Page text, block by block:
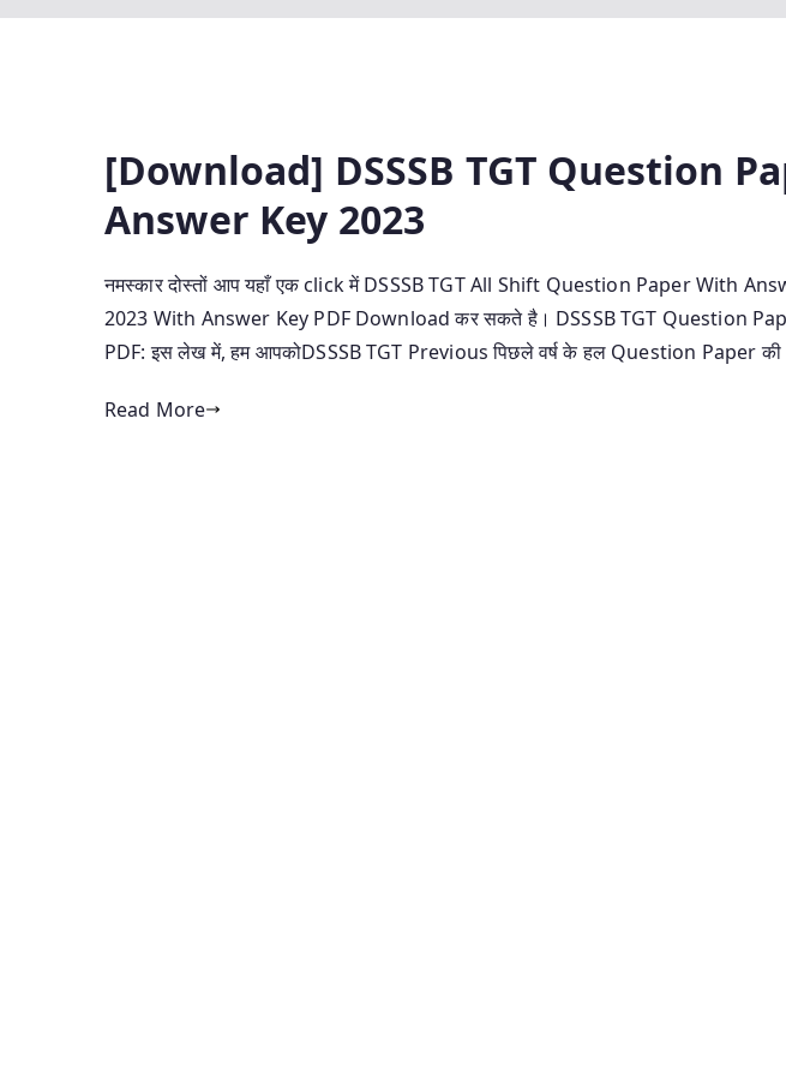
[Download] DSSSB TGT Question
Answer Key 2023
नमस्कार दोस्तों आप यहाँ एक click में DSSSB TGT All Shift Question Paper With
2023 With Answer Key PDF Download कर सकते है। DSSSB TGT Question
PDF: इस लेख में, हम आपकोDSSSB TGT Previous पिछले वर्ष के हल Question Paper की
Read More